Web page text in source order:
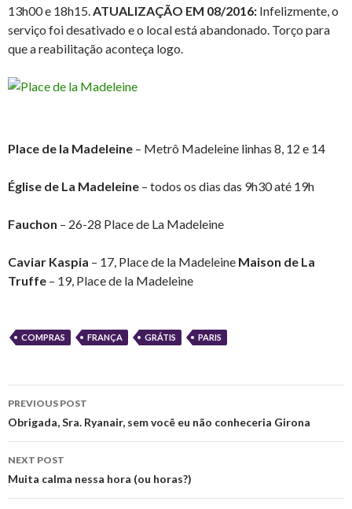
13h00 e 18h15. ATUALIZAÇÃO EM 08/2016: Infelizmente, o
serviço foi desativado e o local está abandonado. Torço para
que a reabilitação aconteça logo.
Place de la Madeleine – Metrô Madeleine linhas 8, 12 e 14
Église de La Madeleine – todos os dias das 9h30 até 19h
Fauchon – 26-28 Place de La Madeleine
Caviar Kaspia – 17, Place de la Madeleine Maison de La
Truffe – 19, Place de la Madeleine
COMPRAS FRANÇA GRÁTIS PARIS
Post
navigation
PREVIOUS POST
Obrigada, Sra. Ryanair, sem você eu não conheceria Girona
NEXT POST
Muita calma nessa hora (ou horas?)